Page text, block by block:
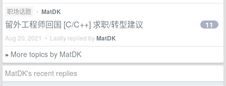
职场话题 • MatDK
留外工程师回国 [C/C++] 求职/转型建议
Aug 20, 2021 • Lastly replied byMatDK
11
» More topics by MatDK
MatDK's recent replies